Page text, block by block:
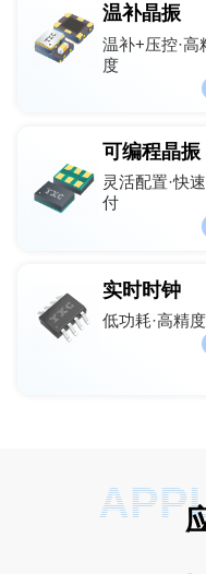
温补晶振
温补+压控·高
度
可编程晶振
灵活配置·快
付
实时时钟
低功耗·高精度